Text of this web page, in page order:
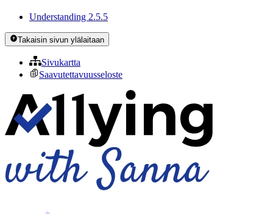
Understanding 2.5.5
Takaisin sivun ylälaitaan
Sivukartta
Saavutettavuusseloste